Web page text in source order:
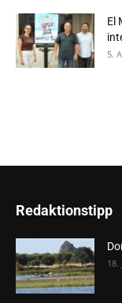
El
5.
Redaktionstipp
18.